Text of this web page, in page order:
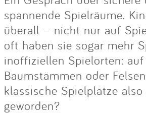
spannende Spielräume.
überall – nicht nur auf
oft haben sie sogar mehr
inoffiziellen Spielorten: auf
Baumstämmen oder
klassische Spielplätze
geworden?